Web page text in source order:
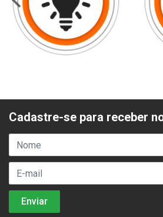
Cadastre-se para receber